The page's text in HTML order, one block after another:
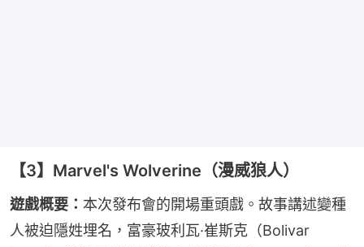
【3】Marvel's Wolverine（漫威狼人）
遊戲概要： 本次發布會的開場重頭戲。故事講述變種
人被迫隱姓埋名，富豪玻利瓦·崔斯克（Bolivar